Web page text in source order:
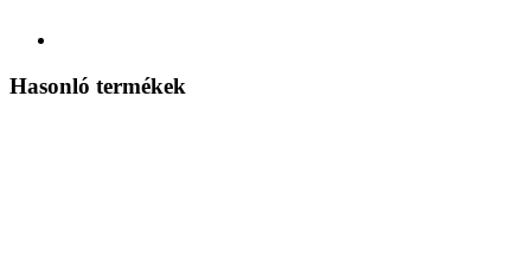
Hasonló termékek